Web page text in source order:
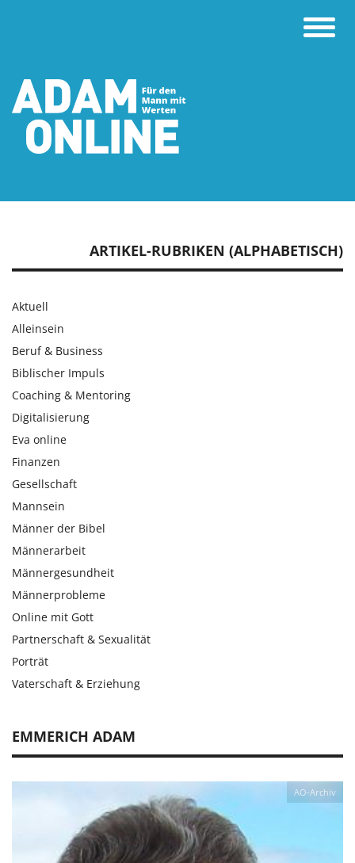
Toggle
EMMERICH ADAM
AO-Archiv
ARTIKEL-RUBRIKEN (ALPHABETISCH)
Aktuell
Alleinsein
Beruf & Business
Biblischer Impuls
Coaching & Mentoring
Digitalisierung
Eva online
Finanzen
Gesellschaft
Mannsein
Männer der Bibel
Männerarbeit
Männergesundheit
Männerprobleme
Online mit Gott
Partnerschaft & Sexualität
Porträt
Vaterschaft & Erziehung